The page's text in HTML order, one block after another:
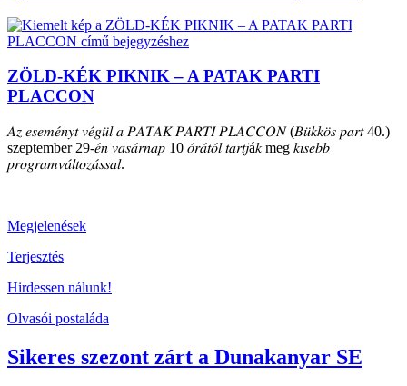
ZÖLD-KÉK PIKNIK – A PATAK PARTI
PLACCON
𝐴𝑧 𝑒𝑠𝑒𝑚𝑒́𝑛𝑦𝑡 𝑣𝑒́𝑔𝑢̈𝑙 𝑎 𝑃𝐴𝑇𝐴𝐾 𝑃𝐴𝑅𝑇𝐼 𝑃𝐿𝐴𝐶𝐶𝑂𝑁 (𝐵𝑢̈𝑘𝑘𝑜̈𝑠 𝑝𝑎𝑟𝑡 40.)
szeptember 29-𝑒́𝑛 𝑣𝑎𝑠𝑎́𝑟𝑛𝑎𝑝 10 𝑜́𝑟𝑎́𝑡𝑜́𝑙 𝑡𝑎𝑟𝑡𝑗á𝑘 meg 𝑘𝑖𝑠𝑒𝑏𝑏
𝑝𝑟𝑜𝑔𝑟𝑎𝑚𝑣𝑎́𝑙𝑡𝑜𝑧𝑎́𝑠𝑠𝑎𝑙.
Megjelenések
Terjesztés
Hirdessen nálunk!
Olvasói postaláda
Sikeres szezont zárt a Dunakanyar SE